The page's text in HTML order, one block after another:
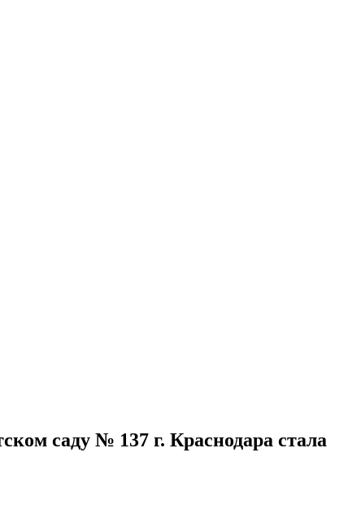
саду № 137 г. Краснодара стала